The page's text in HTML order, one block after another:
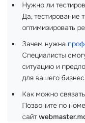
Нужно ли
Да, тестирование
оптимизировать
Зачем нужна
Специалисты
ситуацию и
для вашего
Как можно
Позвоните по
сайт